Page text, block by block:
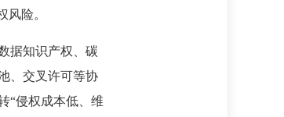
险。
据知识产权、碳
、交叉许可等协
“侵权成本低、维